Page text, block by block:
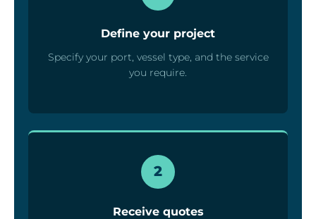
Define your project
Specify your port, vessel type, and the service
you require.
2
Receive quotes